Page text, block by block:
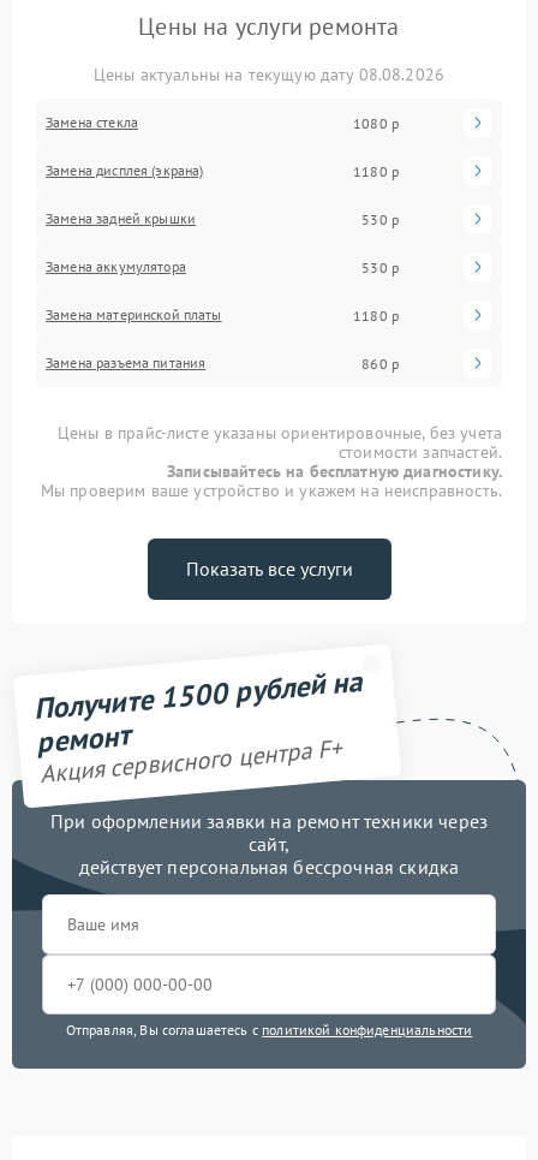
Цены на услуги ремонта
Цены актуальны на текущую дату 08.08.2026
Замена стекла 1080 р
Замена дисплея (экрана) 1180 р
Замена задней крышки 530 р
Замена аккумулятора 530 р
Замена материнской платы 1180 р
Замена разъема питания 860 р
Цены в прайс-листе указаны ориентировочные, без учета
стоимости запчастей.
Записывайтесь на бесплатную диагностику.
Мы проверим ваше устройство и укажем на неисправность.
Показать все услуги
Получите 1500 рублей на
ремонт
Акция сервисного центра F+
При оформлении заявки на ремонт техники через
сайт,
действует персональная бессрочная скидка
Отправляя, Вы соглашаетесь с политикой конфиденциальности